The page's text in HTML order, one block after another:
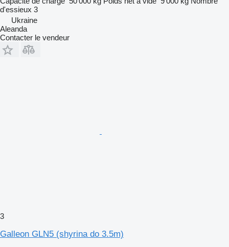
d'essieux 3
Ukraine
Aleanda
Contacter le vendeur
3
Galleon GLN5 (shyrina do 3.5m)